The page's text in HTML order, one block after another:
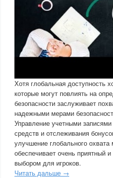
Хотя глобальная доступность
которые могут повлиять на
безопасности заслуживает
надежными мерами
Управление учетными
средств и отслеживания
улучшение глобального
обеспечивает очень приятный
выбором для игроков.
Читать дальше →